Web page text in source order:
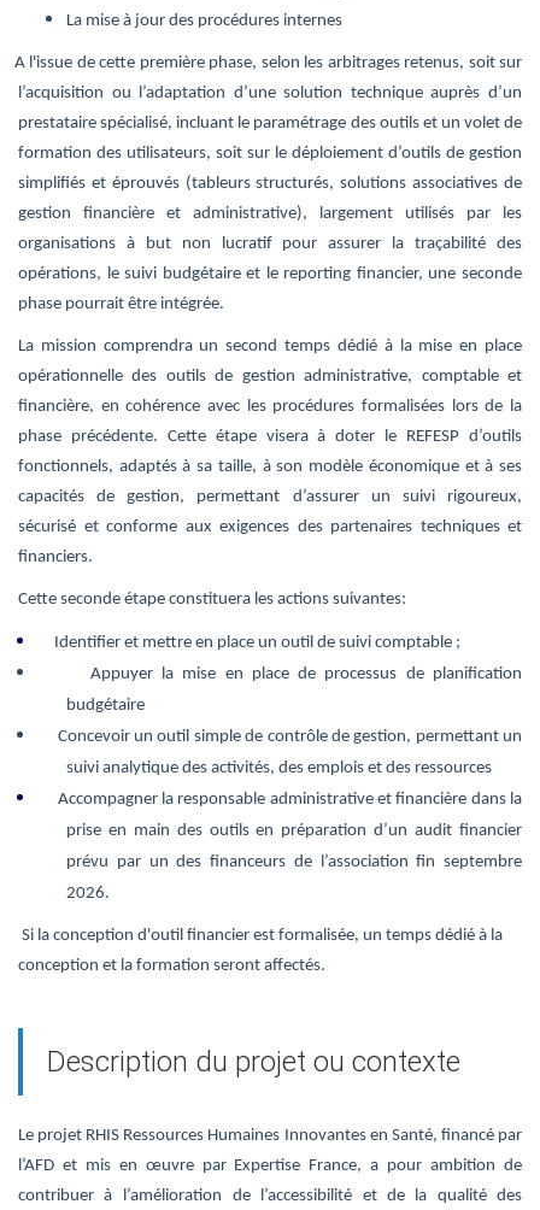
La mise à jour des procédures internes
l'issue de cette première phase, selon les arbitrages retenus, soit sur
l’acquisition ou l’adaptation d’une solution technique auprès d’un
prestataire spécialisé, incluant le paramétrage des outils et un volet de
formation des utilisateurs, soit sur le déploiement d’outils de gestion
simplifiés et éprouvés (tableurs structurés, solutions associatives de
gestion financière et administrative), largement utilisés par les
organisations à but non lucratif pour assurer la traçabilité des
opérations, le suivi budgétaire et le reporting financier, une seconde
phase pourrait être intégrée.
La mission comprendra un second temps dédié à la mise en place
opérationnelle des outils de gestion administrative, comptable et
financière, en cohérence avec les procédures formalisées lors de la
phase précédente. Cette étape visera à doter le REFESP d’outils
fonctionnels, adaptés à sa taille, à son modèle économique et à ses
capacités de gestion, permettant d’assurer un suivi rigoureux,
sécurisé et conforme aux exigences des partenaires techniques et
financiers.
Cette seconde étape constituera les actions suivantes:
Identifier et mettre en place un outil de suivi comptable ;
Appuyer la mise en place de processus de planification
budgétaire
Concevoir un outil simple de contrôle de gestion, permettant un
suivi analytique des activités, des emplois et des ressources
Accompagner la responsable administrative et financière dans la
prise en main des outils en préparation d’un audit financier
prévu par un des financeurs de l’association fin septembre
2026.
Si la conception d'outil financier est formalisée, un temps dédié à la
conception et la formation seront affectés.
Description du projet ou contexte
Le projet RHIS Ressources Humaines Innovantes en Santé, financé par
l’AFD et mis en œuvre par Expertise France, a pour ambition de
contribuer à l’amélioration
de l’accessibilité et de la qualité des